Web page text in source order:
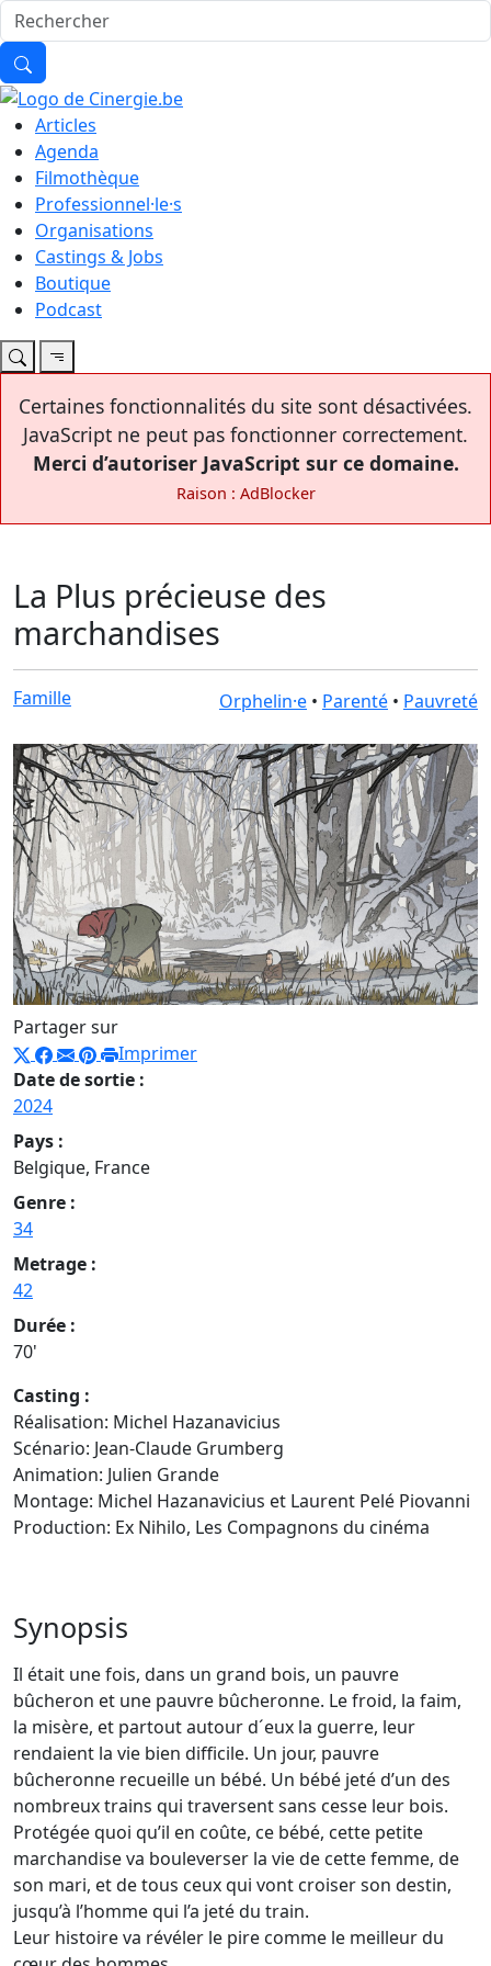
Articles
Agenda
Filmothèque
Professionnel·le·s
Organisations
Castings & Jobs
Boutique
Podcast
Certaines fonctionnalités du site sont désactivées.
JavaScript ne peut pas fonctionner correctement.
Merci d’autoriser JavaScript sur ce domaine.
Raison : AdBlocker
La Plus précieuse des
marchandises
Famille Orphelin·e • Parenté • Pauvreté
Partager sur
Imprimer
Date de sortie :
2024
Pays :
Belgique, France
Genre :
34
Metrage :
42
Durée :
70'
Casting :
Réalisation: Michel Hazanavicius
Scénario: Jean-Claude Grumberg
Animation: Julien Grande
Montage: Michel Hazanavicius et Laurent Pelé Piovanni
Production: Ex Nihilo, Les Compagnons du cinéma
Synopsis
Il était une fois, dans un grand bois, un pauvre
bûcheron et une pauvre bûcheronne. Le froid, la faim,
la misère, et partout autour d´eux la guerre, leur
rendaient la vie bien difficile. Un jour, pauvre
bûcheronne recueille un bébé. Un bébé jeté d’un des
nombreux trains qui traversent sans cesse leur bois.
Protégée quoi qu’il en coûte, ce bébé, cette petite
marchandise va bouleverser la vie de cette femme, de
son mari, et de tous ceux qui vont croiser son destin,
jusqu’à l’homme qui l’a jeté du train.
Leur histoire va révéler le pire comme le meilleur du